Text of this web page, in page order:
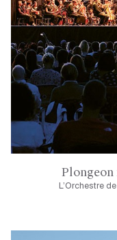
Plongeon
L’Orchestre